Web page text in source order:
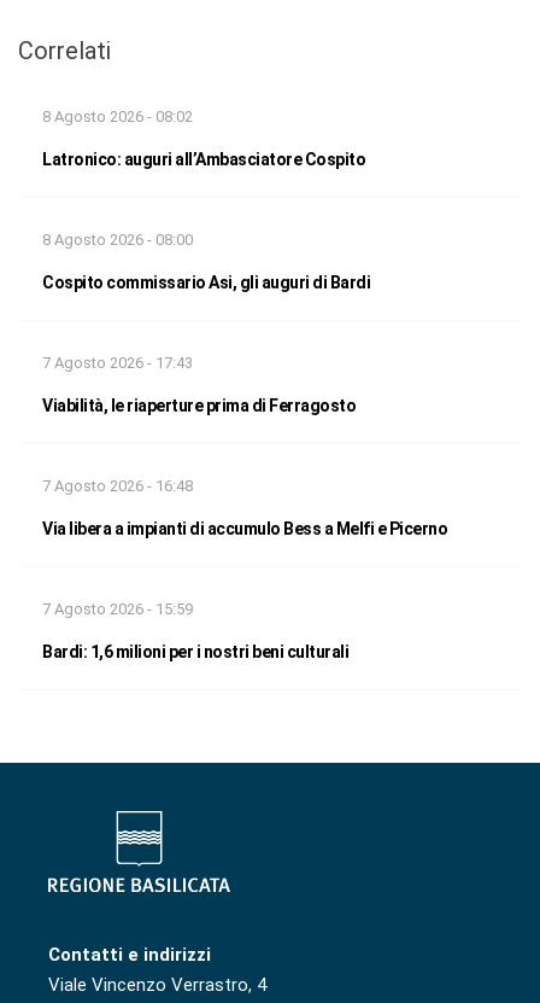
Correlati
8 Agosto 2026 - 08:02
Latronico: auguri all’Ambasciatore Cospito
8 Agosto 2026 - 08:00
Cospito commissario Asi, gli auguri di Bardi
7 Agosto 2026 - 17:43
Viabilità, le riaperture prima di Ferragosto
7 Agosto 2026 - 16:48
Via libera a impianti di accumulo Bess a Melfi e Picerno
7 Agosto 2026 - 15:59
Bardi: 1,6 milioni per i nostri beni culturali
Contatti e indirizzi
Viale Vincenzo Verrastro, 4